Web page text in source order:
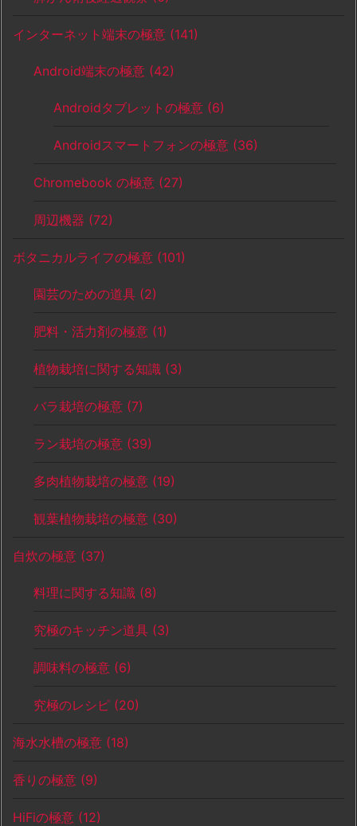
インターネット端末の極意 (141)
Android端末の極意 (42)
Androidタブレットの極意 (6)
Androidスマートフォンの極意 (36)
Chromebook の極意 (27)
周辺機器 (72)
ボタニカルライフの極意 (101)
園芸のための道具 (2)
肥料・活力剤の極意 (1)
植物栽培に関する知識 (3)
バラ栽培の極意 (7)
ラン栽培の極意 (39)
多肉植物栽培の極意 (19)
観葉植物栽培の極意 (30)
自炊の極意 (37)
料理に関する知識 (8)
究極のキッチン道具 (3)
調味料の極意 (6)
究極のレシピ (20)
海水水槽の極意 (18)
香りの極意 (9)
HiFiの極意 (12)